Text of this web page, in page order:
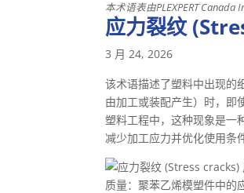
本术语表由PLEXPERT Canada
应力裂纹
3 月 24, 2026
该术语描述了塑料中出现的
由加工或装配产生）时，即
塑料工程中，这种现象是一
减少加工应力并优化使用条件
质量：聚苯乙烯模塑件中的